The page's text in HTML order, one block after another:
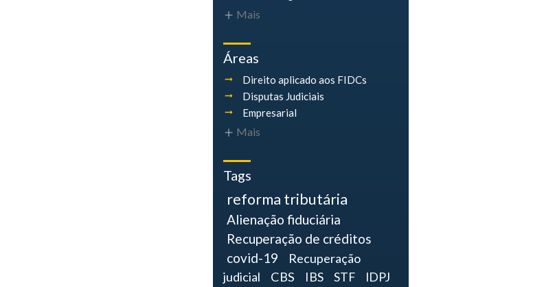
Mais
Áreas
Direito aplicado aos FIDCs
Disputas Judiciais
Empresarial
Mais
Tags
reforma tributária
Alienação fiduciária
Recuperação de créditos
covid-19
Recuperação
judicial
CBS IBS STF
IDPJ